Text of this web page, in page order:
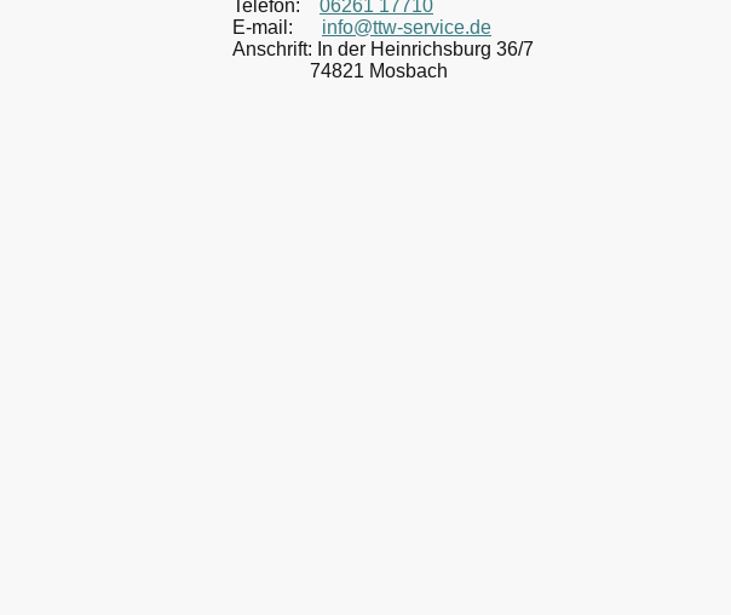
Telefon: 06261 17710
E-mail: info@ttw-service.de
Anschrift: In der Heinrichsburg 36/7
74821 Mosbach